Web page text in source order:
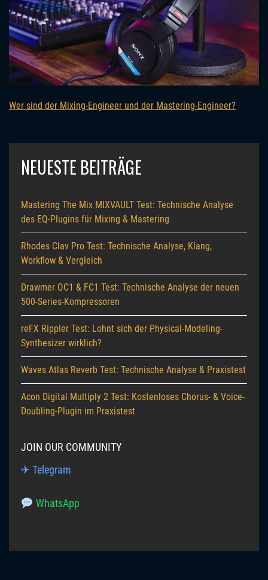
Wer sind der Mixing-Engineer und der Mastering-Engineer?
NEUESTE BEITRÄGE
Mastering The Mix MIXVAULT Test: Technische Analyse
des EQ-Plugins für Mixing & Mastering
Rhodes Clav Pro Test: Technische Analyse, Klang,
Workflow & Vergleich
Drawmer OC1 & FC1 Test: Technische Analyse der neuen
500-Series-Kompressoren
reFX Rippler Test: Lohnt sich der Physical-Modeling-
Synthesizer wirklich?
Waves Atlas Reverb Test: Technische Analyse & Praxistest
Acon Digital Multiply 2 Test: Kostenloses Chorus- & Voice-
Doubling-Plugin im Praxistest
JOIN OUR COMMUNITY
✈ Telegram
WhatsApp